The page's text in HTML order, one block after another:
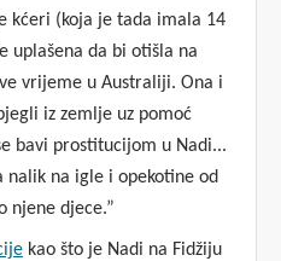
kćeri (koja je tada imala 14
uplašena da bi otišla na
vrijeme u Australiji. Ona i
iz zemlje uz pomoć
bavi prostitucijom u Nadi...
nalik na igle i opekotine od
njene djece.”
kao što je Nadi na Fidžiju